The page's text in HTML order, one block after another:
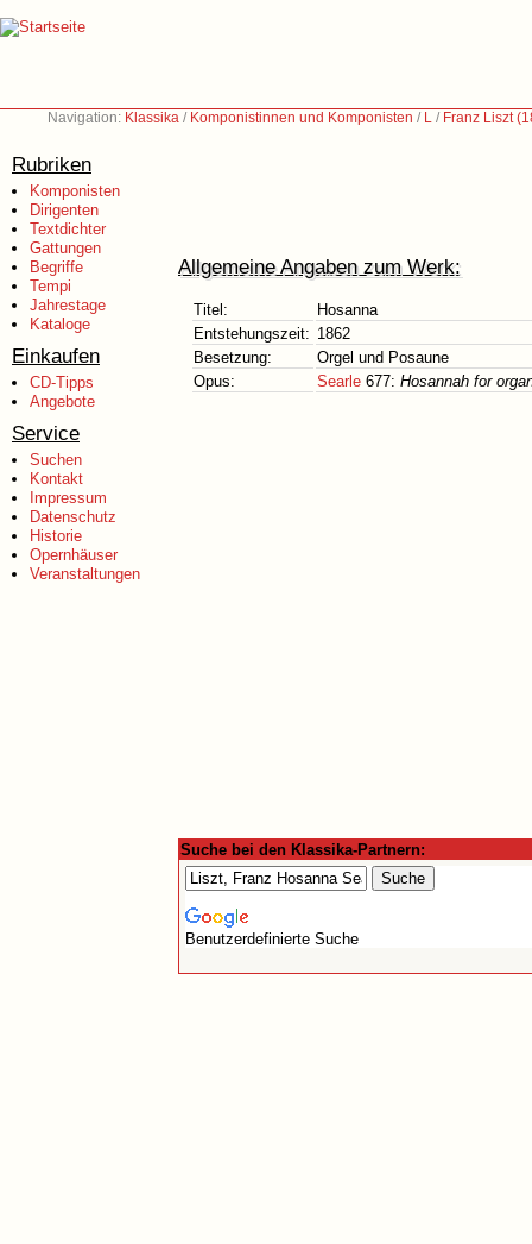
Navigation: Klassika / Komponistinnen und Komponisten / L / Franz Liszt
Rubriken
Komponisten
Dirigenten
Textdichter
Gattungen
Begriffe
Tempi
Jahrestage
Kataloge
Einkaufen
CD-Tipps
Angebote
Service
Suchen
Kontakt
Impressum
Datenschutz
Historie
Opernhäuser
Veranstaltungen
Allgemeine Angaben zum Werk:
Titel:
Hosanna
Entstehungszeit: 1862
Besetzung:
Orgel und Posaune
Opus:
Searle 677: Hosannah for
Suche bei den Klassika-Partnern:
Benutzerdefinierte Suche